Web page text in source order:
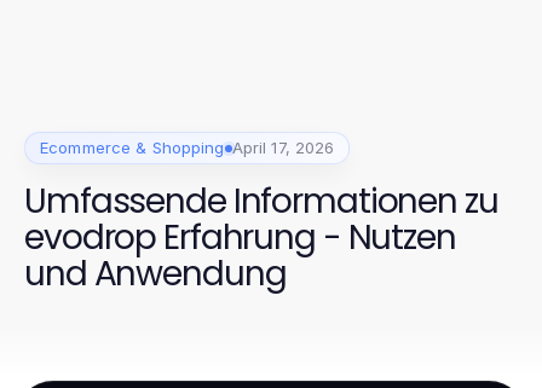
Ecommerce & Shopping April 17, 2026
Umfassende Informationen zu
evodrop Erfahrung - Nutzen
und Anwendung